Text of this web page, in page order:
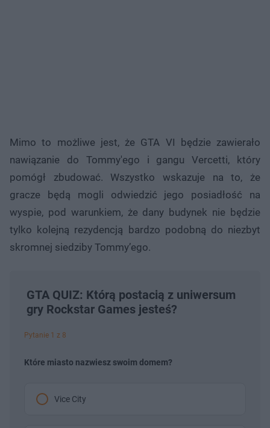
Mimo to możliwe jest, że GTA VI będzie zawierało
nawiązanie do Tommy'ego i gangu Vercetti, który
pomógł zbudować. Wszystko wskazuje na to, że
gracze będą mogli odwiedzić jego posiadłość na
wyspie, pod warunkiem, że dany budynek nie będzie
tylko kolejną rezydencją bardzo podobną do niezbyt
skromnej siedziby Tommy’ego.
GTA QUIZ: Którą postacią z uniwersum
gry Rockstar Games jesteś?
Pytanie 1 z 8
Które miasto nazwiesz swoim domem?
Vice City